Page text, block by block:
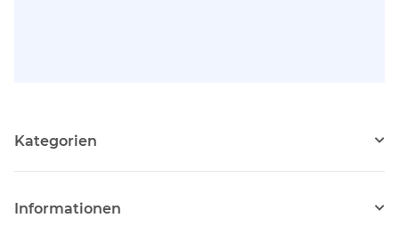
Kategorien
Informationen